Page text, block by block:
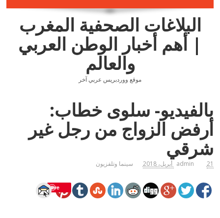
البلاغات الصحفية المغرب
| أهم أخبار الوطن العربي
والعالم
موقع ووردبريس عربي آخر
بالفيديو- سلوى خطاب:
أرفض الزواج من رجل غير
شرقي
admin 21 أبريل، 2018 سينما وتلفزيون
Save